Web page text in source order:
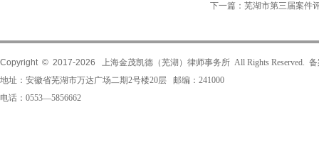
下一篇： 芜湖市第三届案件
Copyright © 2017-2026
上海金茂凯德（芜湖）律师事务所 All Rights Reserved.
地址：安徽省芜湖市万达广场二期2号楼20层 邮编：241000
电话：0553—5856662